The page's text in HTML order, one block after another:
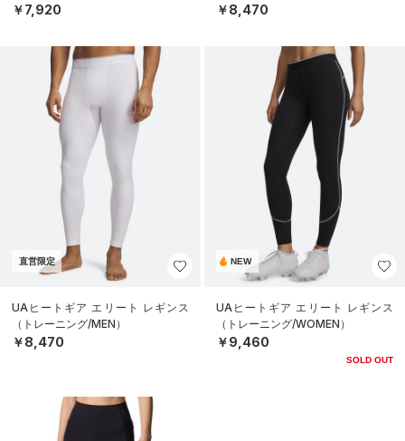
￥7,920 ￥8,470
直営限定
UAヒートギア エリート レギンス
（トレーニング/MEN）
￥8,470
NEW
UAヒートギア エリート レギンス
（トレーニング/WOMEN）
￥9,460
SOLD OUT